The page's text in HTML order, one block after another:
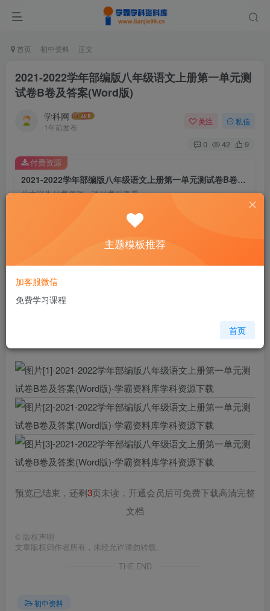
首页 初中资料 正文
2021-2022学年部编版八年级语文上册第一单元测
试卷B卷及答案(Word版)
学科网
1年前发布
关注 私信
0 42 9
2021-2022学年部编版八年级语文上册第一单元测试卷B卷及答案(Word版)
此内容为付费资源，请付费后查看
9.9
免费
暂时无法购买，请与站长联系
50.50 KB
付费资源
预览已结束，还剩3页未读，开通会员后可免费下载高清完整
文档
© 版权声明
文章版权归作者所有，未经允许请勿转载。
THE END
初中资料
主题模板推荐
加客服微信
免费学习课程
首页